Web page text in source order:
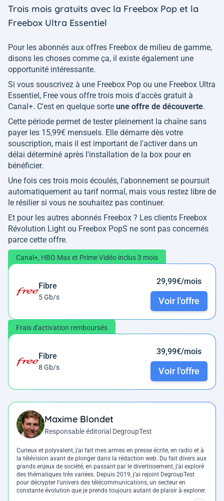
Trois mois gratuits avec la Freebox Pop et la
Freebox Ultra Essentiel
Pour les abonnés aux offres Freebox de milieu de gamme,
disons les choses comme ça, il existe également une
opportunité intéressante.
Si vous souscrivez à une Freebox Pop ou une Freebox Ultra
Essentiel, Free vous offre trois mois d'accès gratuit à
Canal+. C'est en quelque sorte une offre de découverte.
Cette période permet de tester pleinement la chaîne sans
payer les 15,99€ mensuels. Elle démarre dès votre
souscription, mais il est important de l'activer dans un
délai déterminé après l'installation de la box pour en
bénéficier.
Une fois ces trois mois écoulés, l'abonnement se poursuit
automatiquement au tarif normal, mais vous restez libre de
le résilier si vous ne souhaitez pas continuer.
Et pour les autres abonnés Freebox ? Les clients Freebox
Révolution Light ou Freebox PopS ne sont pas concernés
parce cette offre.
Canal+, HBO Max et Prime Vidéo inclus 3 mois
Fibre
5 Gb/s
29,99€/mois
Voir l'offre
Frais d'activation remboursés
Fibre
8 Gb/s
39,99€/mois
Voir l'offre
Maxime Blondet
Responsable éditorial DegroupTest
Curieux et polyvalent, j’ai fait mes armes en presse écrite, en radio et à
la télévision avant de plonger dans la rédaction web. Du fait divers aux
grands enjeux de société, en passant par le divertissement, j’ai exploré
des thématiques très variées. Depuis 2019, j’ai rejoint DegroupTest
pour décrypter l’univers des télécommunications, un secteur en
constante évolution que je prends toujours autant de plaisir à explorer.